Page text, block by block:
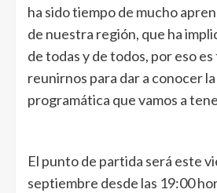
ha sido tiempo de mucho
de nuestra región, que ha
de todas y de todos, por eso
reunirnos para dar a conocer
programática que vamos a
El punto de partida será este
septiembre desde las 19:00